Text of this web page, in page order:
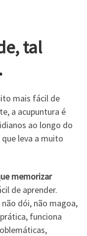
tal
mais fácil de
a acupuntura é
ao longo do
leva a muito
memorizar
de aprender.
dói, não magoa,
funciona